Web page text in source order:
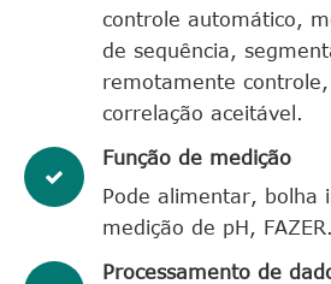
controle automático,
de sequência,
remotamente
correlação aceitável.
Função de medição
Pode alimentar, bolha
medição de pH, FAZER.
Processamento de